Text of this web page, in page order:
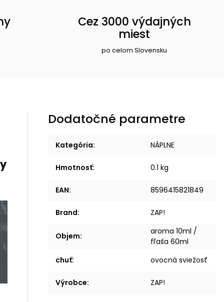
Cez 3000 výdajných
miest
po celom Slovensku
Dodatočné parametre
Kategória: NÁPLNE
Hmotnosť: 0.1 kg
EAN: 8596415821849
Brand: ZAP!
Objem:
aroma 10ml /
fľaša 60ml
chuť: ovocná sviežosť
Výrobce: ZAP!